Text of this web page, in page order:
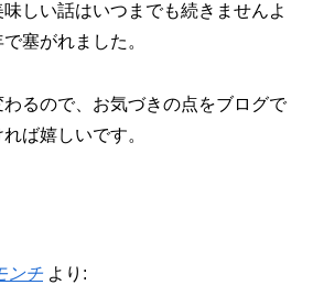
しい話はいつまでも続きませんよ
塞がれました。
わるので、お気づきの点をブログで
ば嬉しいです。
ンチ より: